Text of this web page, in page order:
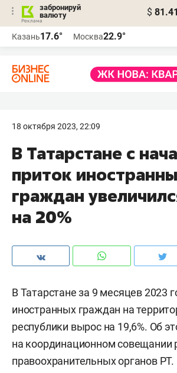
забронируй
валюту
$ 81.41
Казань17.6° Москва22.9°
18 октября 2023, 22:09
В Татарстане с
приток
граждан
на 20%
В Татарстане за 9 месяцев 2023
иностранных граждан на
республики вырос на 19,6%. Об
на координационном совещании
правоохранительных органов РТ.